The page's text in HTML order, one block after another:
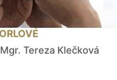
Tereza Klečková